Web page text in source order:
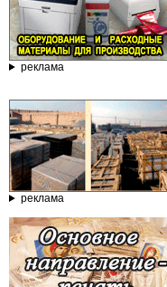
реклама
реклама